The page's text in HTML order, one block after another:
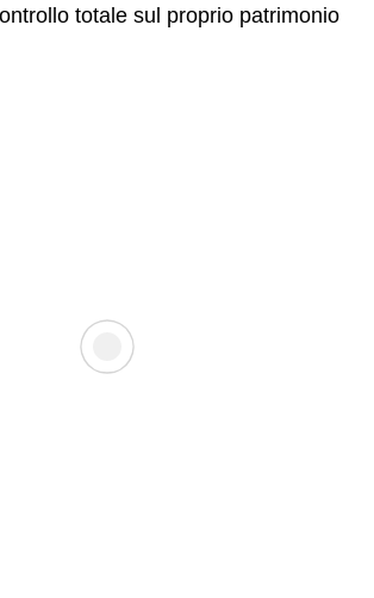
totale sul proprio patrimonio